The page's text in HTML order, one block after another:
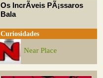
Os IncrÃ­veis PÃ¡ssaros
Bala
Curiosidades
Near Place